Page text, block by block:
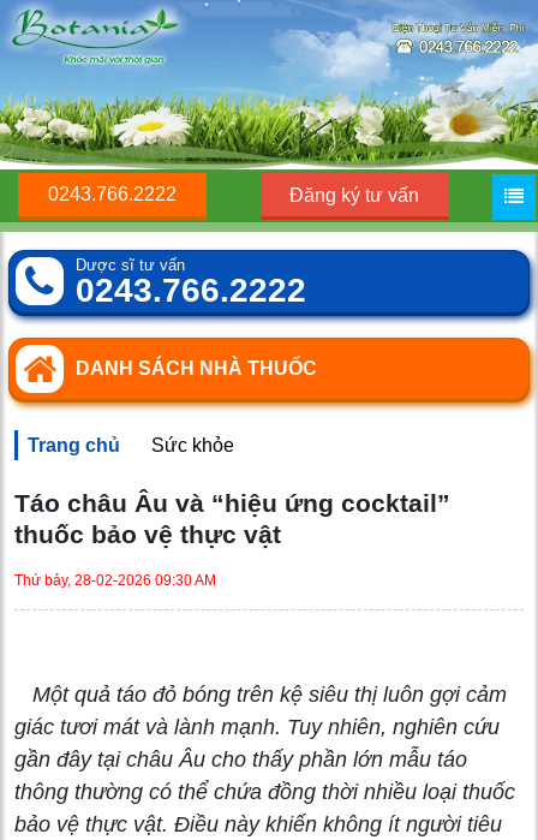
0243.766.2222 Đăng ký tư vấn
Dược sĩ tư vấn
0243.766.2222
DANH SÁCH NHÀ THUỐC
Trang chủ Sức khỏe
Táo châu Âu và “hiệu ứng cocktail”
thuốc bảo vệ thực vật
Thứ bảy, 28-02-2026 09:30 AM
Một quả táo đỏ bóng trên kệ siêu thị luôn gợi cảm
giác tươi mát và lành mạnh. Tuy nhiên, nghiên cứu
gần đây tại châu Âu cho thấy phần lớn mẫu táo
thông thường có thể chứa đồng thời nhiều loại thuốc
bảo vệ thực vật. Điều này khiến không ít người tiêu